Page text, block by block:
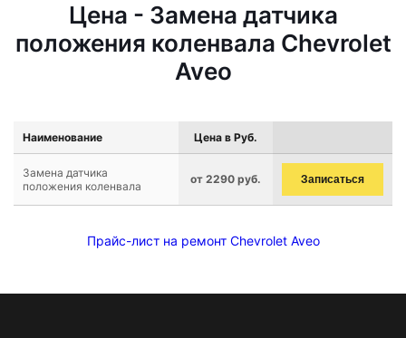
Цена - Замена датчика
положения коленвала Chevrolet
Aveo
Наименование Цена в Руб.
Замена датчика
положения коленвала
от 2290 руб. Записаться
Прайс-лист на ремонт Chevrolet Aveo